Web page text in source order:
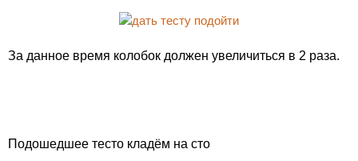
За данное время колобок должен увеличиться в 2 раза.
Подошедшее тесто кладём на сто